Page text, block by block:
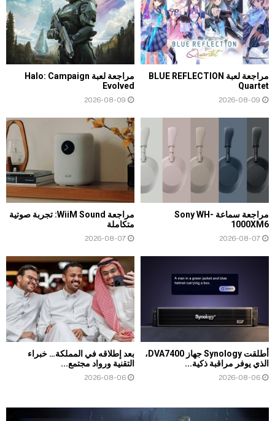
مراجعة لعبة BLUE REFLECTION
Quartet
2026-08-09
مراجعة لعبة Halo: Campaign
Evolved
2026-08-09
مراجعة سماعة Sony WH-
1000XM6
2026-08-07
مراجعة WiiM Sound: تجربة صوتية
متكاملة
2026-08-07
أطلقت Synology جهاز DVA7400،
الذي يوفر مراقبة ذكية...
2026-08-06
بعد إطلاقه في المملكة… خبراء
التقنية ورواد مجتمع...
2026-08-06